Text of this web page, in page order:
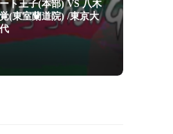
ト王子(本部) VS 八木
(東室蘭道院) /東京大